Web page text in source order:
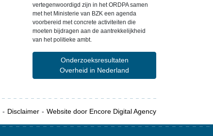
vertegenwoordigd zijn in het ORDPA samen
met het Ministerie van BZK een agenda
voorbereid met concrete activiteiten die
moeten bijdragen aan de aantrekkelijkheid
van het politieke ambt.
Onderzoeksresultaten
Overheid in Nederland
Disclaimer Website door Encore Digital Agency